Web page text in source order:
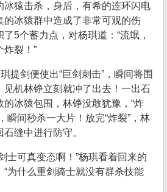
冰猿击杀，身后，有希的连环闪电
的冰猿群中造成了非常可观的伤
5个蓄力点，对杨琪道：“流氓，
炸裂！”
提剑便使出“巨剑刺击”，瞬间将围
见机林铮立刻就冲了出去！一出石
冰猿包围，林铮没敢犹豫，“炸
瞬间秒杀一大片！放完“炸裂”，林
缝中进行防守。
士可真变态啊！”杨琪看着回来的
为什么重剑骑士就没有群杀技能